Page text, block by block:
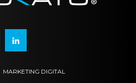
MARKETING DIGITAL